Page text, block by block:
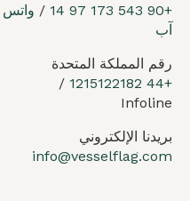
+90 543 173 97 14
/ واتس
آب
رقم المملكة المتحدة
+44 1215122182
/
Infoline
بريدنا الإلكتروني
info@vesselflag.com